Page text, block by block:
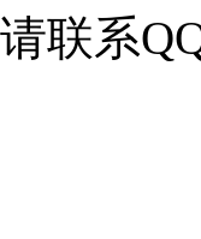
联系